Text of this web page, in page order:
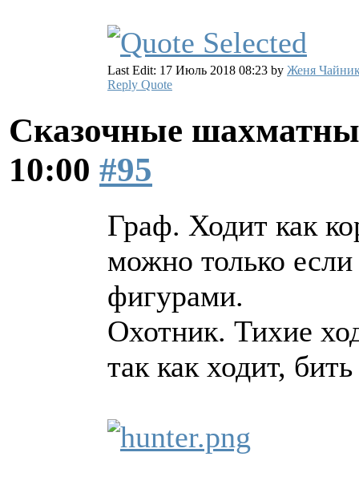
Last Edit: 17 Июль 2018 08:23 by Женя
Reply Quote
Сказочные
10:00 #95
Граф. Ходит как
можно только
фигурами.
Охотник. Тихие
так как ходит,